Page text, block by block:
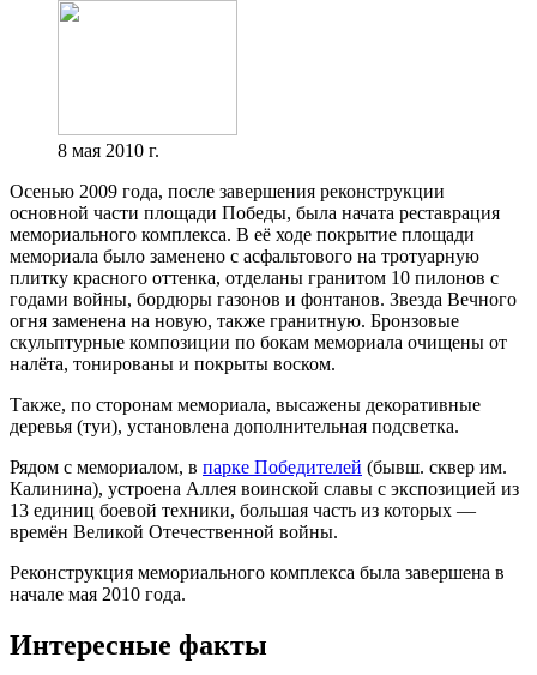
8 мая 2010 г.
Осенью 2009 года, после завершения реконструкции
основной части площади Победы, была начата реставрация
мемориального комплекса. В её ходе покрытие площади
мемориала было заменено с асфальтового на тротуарную
плитку красного оттенка, отделаны гранитом 10 пилонов с
годами войны, бордюры газонов и фонтанов. Звезда Вечного
огня заменена на новую, также гранитную. Бронзовые
скульптурные композиции по бокам мемориала очищены от
налёта, тонированы и покрыты воском.
Также, по сторонам мемориала, высажены декоративные
деревья (туи), установлена дополнительная подсветка.
Рядом с мемориалом, в парке Победителей (бывш. сквер им.
Калинина), устроена Аллея воинской славы с экспозицией из
13 единиц боевой техники, большая часть из которых —
времён Великой Отечественной войны.
Реконструкция мемориального комплекса была завершена в
начале мая 2010 года.
Интересные факты